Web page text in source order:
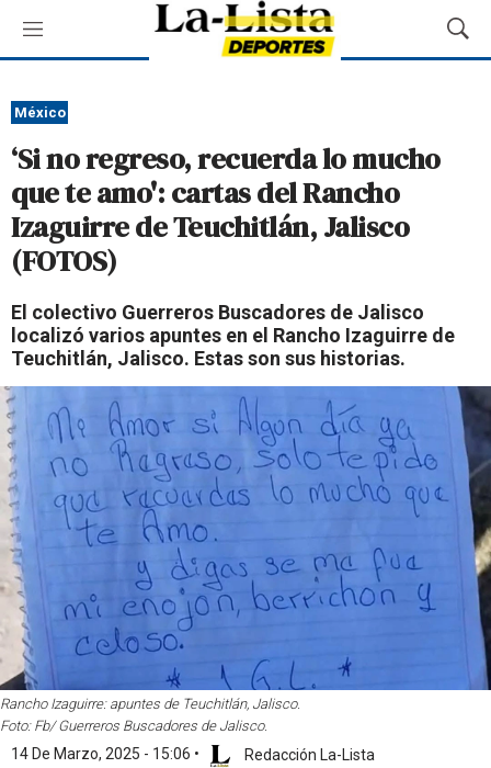
M
e
ú
M
o
México
‘Si no regreso, recuerda lo mucho
que te amo': cartas del Rancho
Izaguirre de Teuchitlán, Jalisco
(FOTOS)
El colectivo Guerreros Buscadores de Jalisco
localizó varios apuntes en el Rancho Izaguirre de
Teuchitlán, Jalisco. Estas son sus historias.
Rancho Izaguirre: apuntes de Teuchitlán, Jalisco.
Foto: Fb/ Guerreros Buscadores de Jalisco.
14 De Marzo, 2025 - 15:06 • Redacción La-Lista